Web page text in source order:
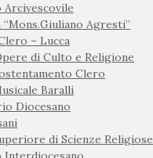
Arcivescovile
Agresti”
– Lucca
di Culto e Religione
Clero
Baralli
Diocesano
di Scienze Religiose